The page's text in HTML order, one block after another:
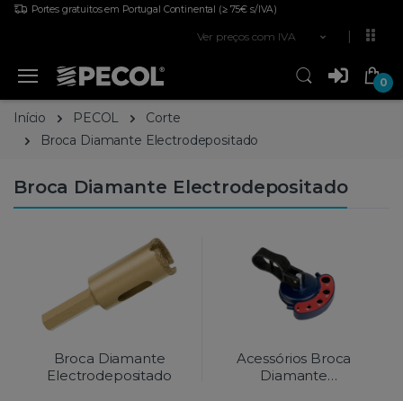
Portes gratuitos em Portugal Continental (≥ 75€ s/IVA)
Ver preços com IVA
0
Início PECOL
Corte
Broca Diamante Electrodepositado
Broca Diamante Electrodepositado
Broca Diamante
Electrodepositado
Acessórios Broca
Diamante